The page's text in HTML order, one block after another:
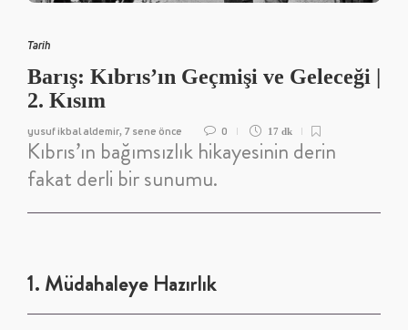
Tarih
Barış: Kıbrıs’ın Geçmişi ve Geleceği |
2. Kısım
yusuf ikbal aldemir, 7 sene önce 0 17 dk
Kıbrıs’ın bağımsızlık hikayesinin derin
fakat derli bir sunumu.
1. Müdahaleye Hazırlık